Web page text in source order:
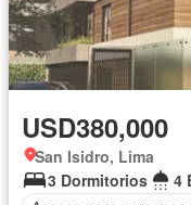
USD380,000
San Isidro, Lima
3 Dormitorios
4